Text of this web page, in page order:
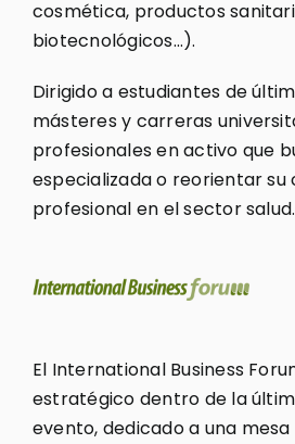
cosmética, productos
biotecnológicos…).
Dirigido a estudiantes de
másteres y carreras
profesionales en activo que
especializada o reorientar
profesional en el sector salud.
El International Business
estratégico dentro de la
evento, dedicado a una